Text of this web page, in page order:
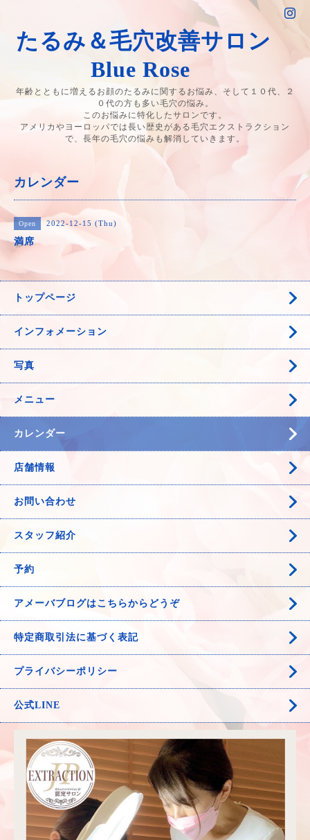
たるみ＆毛穴改善サロン
Blue Rose
年齢とともに増えるお顔のたるみに関するお悩み、そして１０代、２
０代の方も多い毛穴の悩み。
このお悩みに特化したサロンです。
アメリカやヨーロッパでは長い歴史がある毛穴エクストラクション
で、長年の毛穴の悩みも解消していきます。
カレンダー
Open 2022-12-15 (Thu)
満席
トップページ
インフォメーション
写真
メニュー
カレンダー
店舗情報
お問い合わせ
スタッフ紹介
予約
アメーバブログはこちらからどうぞ
特定商取引法に基づく表記
プライバシーポリシー
公式LINE